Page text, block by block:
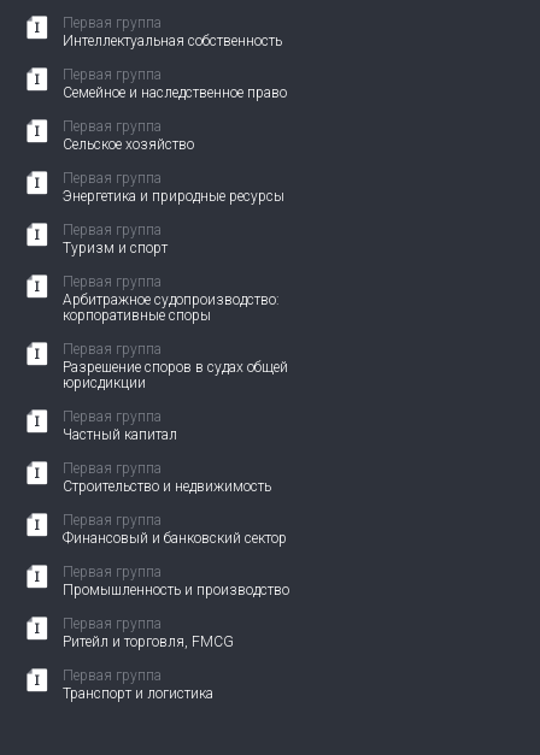
Первая группа
Интеллектуальная собственность
Первая группа
Семейное и наследственное право
Первая группа
Сельское хозяйство
Первая группа
Энергетика и природные ресурсы
Первая группа
Туризм и спорт
Первая группа
Арбитражное судопроизводство:
корпоративные споры
Первая группа
Разрешение споров в судах общей
юрисдикции
Первая группа
Частный капитал
Первая группа
Строительство и недвижимость
Первая группа
Финансовый и банковский сектор
Первая группа
Промышленность и производство
Первая группа
Ритейл и торговля, FMCG
Первая группа
Транспорт и логистика